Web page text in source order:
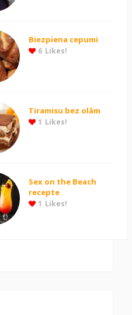
Biezpiena cepumi
6 Likes!
Tiramisu bez olām
1 Likes!
Sex on the Beach
recepte
1 Likes!